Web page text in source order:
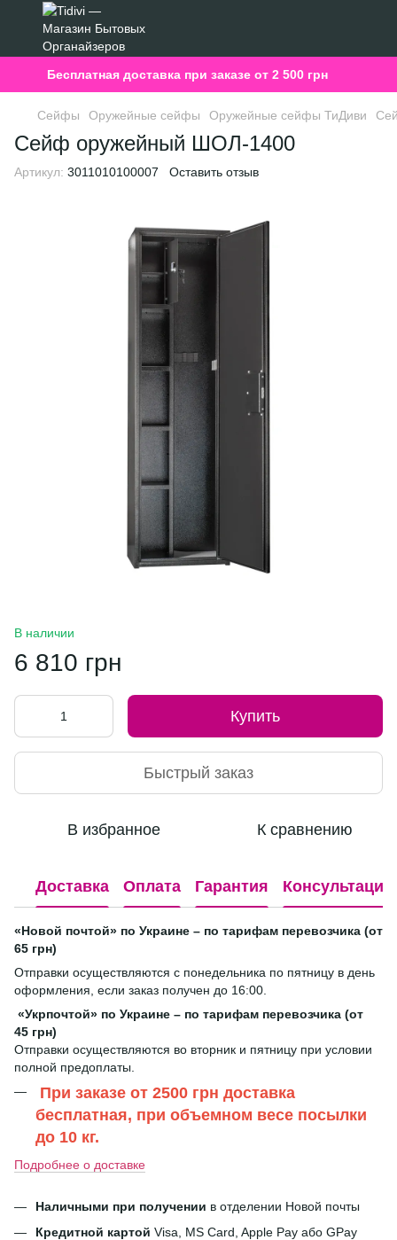
Бесплатная доставка при заказе от 2 500 грн
Сейфы Оружейные сейфы Оружейные сейфы ТиДиви
Сейф оружейный ШОЛ-1400
Артикул: 3011010100007 Оставить отзыв
В наличии
6 810 грн
Купить
Быстрый заказ
В избранное К сравнению
Доставка Оплата Гарантия Консультация
«Новой почтой» по Украине – по тарифам перевозчика (от
65 грн)
Отправки осуществляются с понедельника по пятницу в день
оформления, если заказ получен до 16:00.
«Укрпочтой» по Украине – по тарифам перевозчика (от
45 грн)
Отправки осуществляются во вторник и пятницу при условии
полной предоплаты.
При заказе от 2500 грн доставка
бесплатная, при объемном весе посылки
до 10 кг.
Подробнее о доставке
Наличными при получении в отделении Новой почты
Кредитной картой Visa, MS Card, Apple Pay або GPay